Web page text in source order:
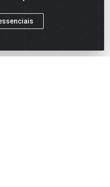
VER PREÇO